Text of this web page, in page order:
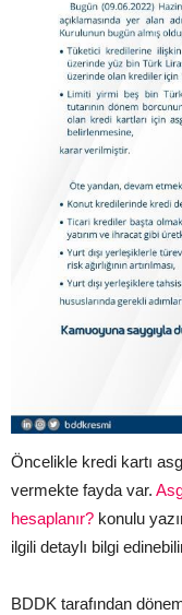
Öncelikle kredi kartı
vermekte fayda var.
hesaplanır? konulu
ilgili detaylı bilgi
BDDK tarafından